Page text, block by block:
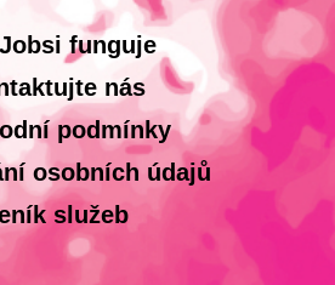
funguje
nás
podmínky
osobních údajů
služeb